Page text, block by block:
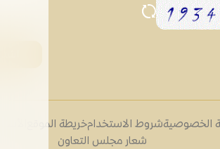
الخصوصيةشروط الاستخدامخريطة الموقع
شعار مجلس التعاون